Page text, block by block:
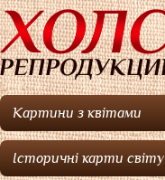
Картини з квітами
Історичні карти світу